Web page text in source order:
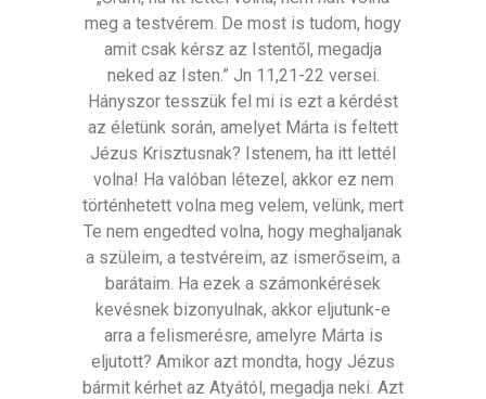
meg a testvérem. De most is tudom, hogy
amit csak kérsz az Istentől, megadja
neked az Isten.” Jn 11,21-22 versei.
Hányszor tesszük fel mi is ezt a kérdést
az életünk során, amelyet Márta is feltett
Jézus Krisztusnak? Istenem, ha itt lettél
volna! Ha valóban létezel, akkor ez nem
történhetett volna meg velem, velünk, mert
Te nem engedted volna, hogy meghaljanak
a szüleim, a testvéreim, az ismerőseim, a
barátaim. Ha ezek a számonkérések
kevésnek bizonyulnak, akkor eljutunk-e
arra a felismerésre, amelyre Márta is
eljutott? Amikor azt mondta, hogy Jézus
bármit kérhet az Atyától, megadja neki. Azt